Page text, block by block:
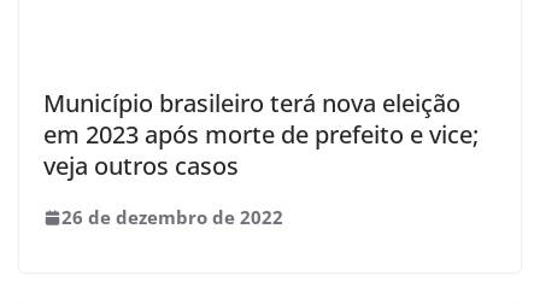
Município brasileiro terá nova eleição
em 2023 após morte de prefeito e vice;
veja outros casos
26 de dezembro de 2022